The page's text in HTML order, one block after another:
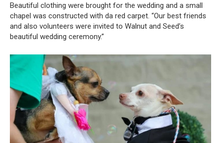
Beautiful clothing were brought for the wedding and a small
chapel was constructed with da red carpet. “Our best friends
and also volunteers were invited to Walnut and Seed’s
beautiful wedding ceremony.”